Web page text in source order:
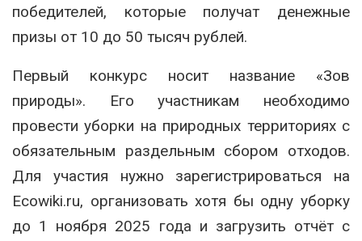
победителей, которые получат денежные
призы от 10 до 50 тысяч рублей.
Первый конкурс носит название «Зов
природы». Его участникам необходимо
провести уборки на природных территориях с
обязательным раздельным сбором отходов.
Для участия нужно зарегистрироваться на
Ecowiki.ru, организовать хотя бы одну уборку
до 1 ноября 2025 года и загрузить отчёт с